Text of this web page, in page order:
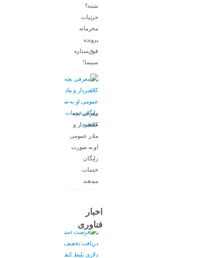
شده؟
جزئیات
محرمانه
پرونده
فوق‌ستاره
سینما!
معرفی بچه
کلاهبردار و
مادر عمومی
او به صورت
رایگان
خدمات
میدهند
اخبار
فناوری